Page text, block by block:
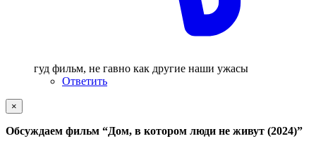
гуд фильм, не гавно как другие наши ужасы
Ответить
×
Обсуждаем фильм “Дом, в котором люди не живут (2024)”